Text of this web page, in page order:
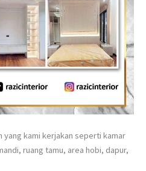
yang kami kerjakan seperti kamar
ruang tamu, area hobi, dapur,